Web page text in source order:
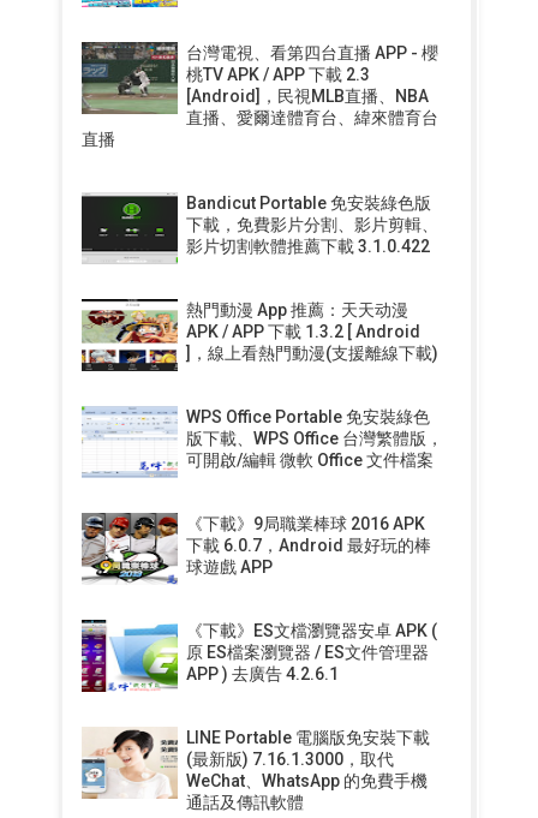
台灣電視、看第四台直播 APP - 櫻
桃TV APK / APP 下載 2.3
[Android]，民視MLB直播、NBA
直播、愛爾達體育台、緯來體育台
直播
Bandicut Portable 免安裝綠色版
下載，免費影片分割、影片剪輯、
影片切割軟體推薦下載 3.1.0.422
熱門動漫 App 推薦：天天动漫
APK / APP 下載 1.3.2 [ Android
]，線上看熱門動漫(支援離線下載)
WPS Office Portable 免安裝綠色
版下載、WPS Office 台灣繁體版，
可開啟/編輯 微軟 Office 文件檔案
《下載》9局職業棒球 2016 APK
下載 6.0.7，Android 最好玩的棒
球遊戲 APP
《下載》ES文檔瀏覽器安卓 APK (
原 ES檔案瀏覽器 / ES文件管理器
APP ) 去廣告 4.2.6.1
LINE Portable 電腦版免安裝下載
(最新版) 7.16.1.3000，取代
WeChat、WhatsApp 的免費手機
通話及傳訊軟體